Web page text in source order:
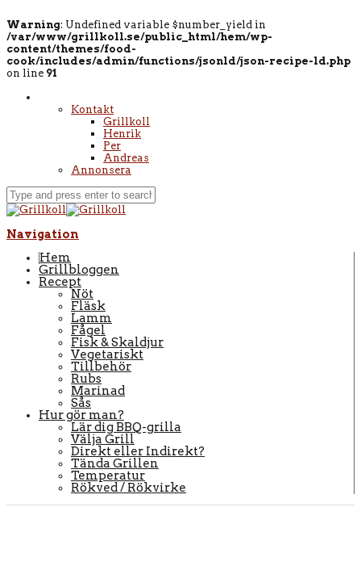
Warning: Undefined variable $number_yield in
/var/www/grillkoll.se/public_html/hem/wp-
content/themes/food-
cook/includes/admin/functions/jsonld/json-recipe-ld.php
on line 91
Kontakt
Grillkoll
Henrik
Per
Andreas
Annonsera
Navigation
Hem
Grillbloggen
Recept
Nöt
Fläsk
Lamm
Fågel
Fisk & Skaldjur
Vegetariskt
Tillbehör
Rubs
Marinad
Sås
Hur gör man?
Lär dig BBQ-grilla
Välja Grill
Direkt eller Indirekt?
Tända Grillen
Temperatur
Rökved / Rökvirke